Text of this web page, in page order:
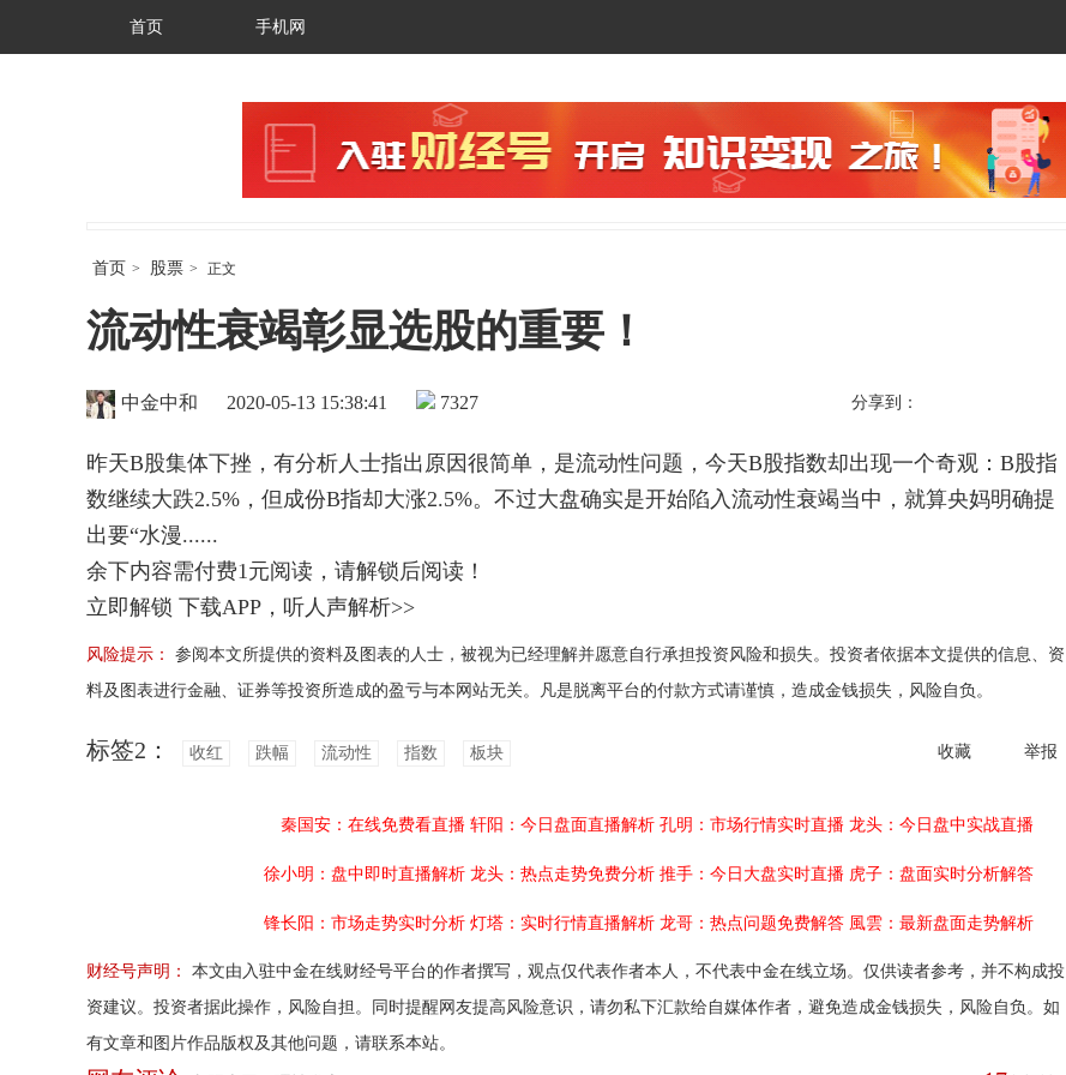
首页 手机网
首页 > 股票 > 正文
流动性衰竭彰显选股的重要！
中金中和 2020-05-13 15:38:41 7327 分享到：
昨天B股集体下挫，有分析人士指出原因很简单，是流动性问题，今天B股指数却出现一个奇观：B股指
数继续大跌2.5%，但成份B指却大涨2.5%。不过大盘确实是开始陷入流动性衰竭当中，就算央妈明确提
出要“水漫......
余下内容需付费1元阅读，请解锁后阅读！
立即解锁 下载APP，听人声解析>>
风险提示：
参阅本文所提供的资料及图表的人士，被视为已经理解并愿意自行承担投资风险和损失。投资者依据本文提供的信息、资
料及图表进行金融、证券等投资所造成的盈亏与本网站无关。凡是脱离平台的付款方式请谨慎，造成金钱损失，风险自负。
收藏 举报
标签2： 收红 跌幅 流动性 指数 板块
秦国安：在线免费看直播 轩阳：今日盘面直播解析 孔明：市场行情实时直播 龙头：今日盘中实战直播
徐小明：盘中即时直播解析 龙头：热点走势免费分析 推手：今日大盘实时直播 虎子：盘面实时分析解答
锋长阳：市场走势实时分析 灯塔：实时行情直播解析 龙哥：热点问题免费解答 風雲：最新盘面走势解析
财经号声明：
本文由入驻中金在线财经号平台的作者撰写，观点仅代表作者本人，不代表中金在线立场。仅供读者参考，并不构成投
资建议。投资者据此操作，风险自担。同时提醒网友提高风险意识，请勿私下汇款给自媒体作者，避免造成金钱损失，风险自负。如
有文章和图片作品版权及其他问题，请联系本站。